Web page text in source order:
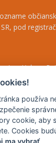
pod
Ing. Helena
- Mgr. Beáta
používa
cookie, aby
Cookies
ma vybrať